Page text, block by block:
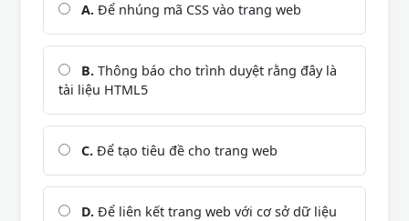
A. Để nhúng mã CSS vào trang web
B. Thông báo cho trình duyệt rằng đây là
tài liệu HTML5
C. Để tạo tiêu đề cho trang web
D. Để liên kết trang web với cơ sở dữ liệu